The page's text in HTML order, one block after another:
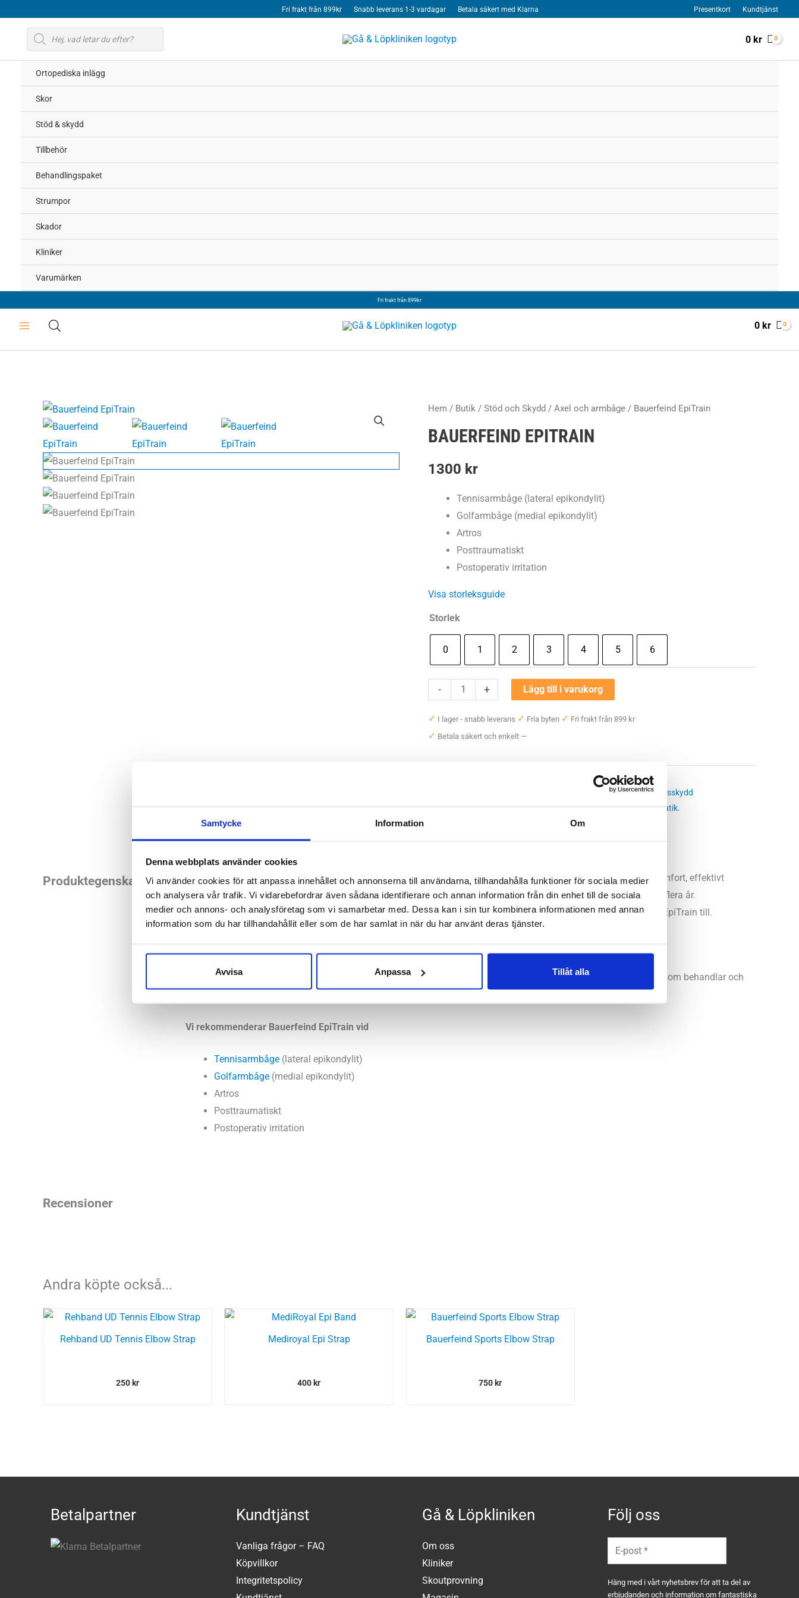
Samtycke Information Om
Denna webbplats använder cookies
Vi använder cookies för att anpassa innehållet och annonserna till användarna, tillhandahålla funktioner för sociala medier
och analysera vår trafik. Vi vidarebefordrar även sådana identifierare och annan information från din enhet till de sociala
medier och annons- och analysföretag som vi samarbetar med. Dessa kan i sin tur kombinera informationen med annan
information som du har tillhandahållit eller som de har samlat in när du har använt deras tjänster.
Avvisa Anpassa Tillåt alla
Fri frakt från 899kr Snabb leverans 1-3 vardagar Betala säkert med Klarna Presentkort Kundtjänst
Produktsökning
0 kr
Ortopediska inlägg
Skor
Stöd & skydd
Tillbehör
Behandlingspaket
Strumpor
Skador
Kliniker
Varumärken
Fri frakt från 899kr
0 kr
Hem / Butik / Stöd och Skydd / Axel och armbåge / Bauerfeind EpiTrain
BAUERFEIND EPITRAIN
1300 kr
Tennisarmbåge (lateral epikondylit)
Golfarmbåge (medial epikondylit)
Artros
Posttraumatiskt
Postoperativ irritation
Visa storleksguide
Storlek
0 1 2 3 4 5 6
-
Bauerfeind
EpiTrain
mängd
+ Lägg till i varukorg
✓ I lager - snabb leverans ✓ Fria byten ✓ Fri frakt från 899 kr
✓ Betala säkert och enkelt —
Tennisarmbågsskydd,Golfarmbågsskydd
butik.
Produktegenskaper
Det här skyddet är i vår mening en av de bästa produkterna vid överbelastningar i och kring armbågen. Suverän komfort, effektivt
behandlande och väldigt användarvänligt. Vi gillar EpiTrain skarpt och har framgångsrikt använt oss av den under flera år.
Tennisarmbåge och smärttillstånd kring armbågen är de vanligaste problemen som vi rekommenderar Bauerfeind EpiTrain till.
Bauerfeind EpiTrain är en ortos som ger kompression kring armbågen samt en tryckavlastning över epikondylerna som behandlar och
Vi rekommenderar Bauerfeind EpiTrain vid
Tennisarmbåge (lateral epikondylit)
Golfarmbåge (medial epikondylit)
Artros
Posttraumatiskt
Postoperativ irritation
Recensioner
Andra köpte också...
Rehband UD Tennis Elbow Strap
250 kr
Mediroyal Epi Strap
400 kr
Bauerfeind Sports Elbow Strap
750 kr
Betalpartner Kundtjänst
Vanliga frågor – FAQ
Köpvillkor
Integritetspolicy
Gå & Löpkliniken
Om oss
Kliniker
Skoutprovning
Följ oss
Häng med i vårt nyhetsbrev för att ta del av
erbjudanden och information om fantastiska